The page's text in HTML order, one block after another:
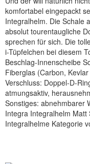
komfortabel eingepackt
Integralhelm. Die Schale
absolut tourentaugliche
sprechen für sich. Die
i-Tüpfelchen bei diesem
Beschlag-Innenscheibe
Fiberglas (Carbon,
Verschluss: Doppel-D-
atmungsaktiv,
Sonstiges: abnehmbarer
Integra Integralhelm Matt
Integralhelme Kategorie